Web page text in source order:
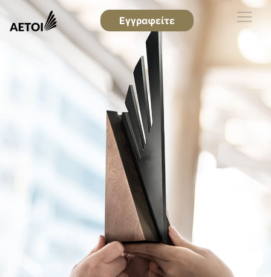
Εγγραφείτε